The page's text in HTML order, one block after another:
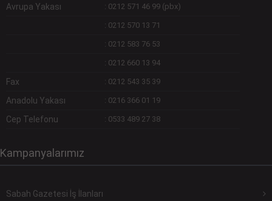
Avrupa Yakası : 0212 571 46 99 (pbx)
: 0212 570 13 71
: 0212 583 76 53
: 0212 660 13 94
Fax : 0212 543 35 39
Anadolu Yakası : 0216 366 01 19
Cep Telefonu : 0533 489 27 38
Kampanyalarımız
Sabah Gazetesi İş İlanları